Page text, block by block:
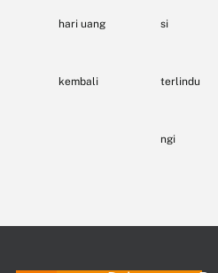
hari uang
kembali
si
terlindu
ngi